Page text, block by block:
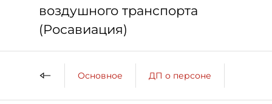
воздушного транспорта
(Росавиация)
Основное ДП о персоне